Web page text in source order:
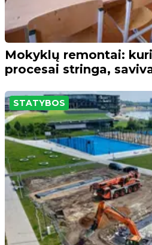
Mokyklų remontai:
procesai stringa,
STATYBOS